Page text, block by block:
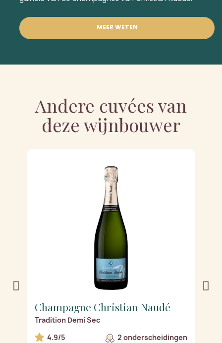
MEER WETEN
Andere cuvées van
deze wijnbouwer
Champagne Christian Naudé
Tradition Demi Sec
4.9/5
2 onderscheidingen